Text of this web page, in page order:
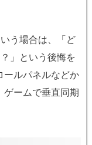
う場合は、「ど
」という後悔を
ールパネルなどか
ームで垂直同期